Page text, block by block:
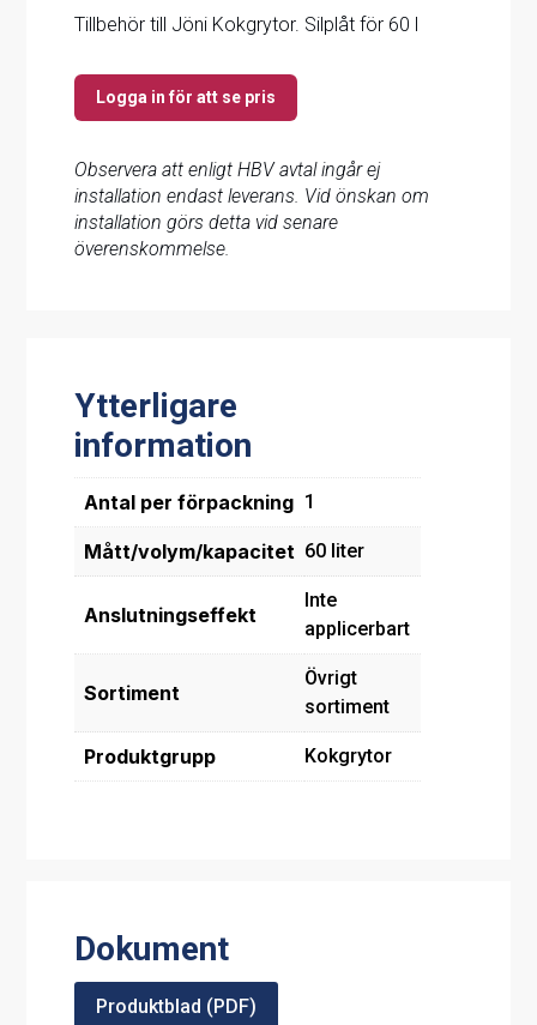
Tillbehör till Jöni Kokgrytor. Silplåt för 60 l
Logga in för att se pris
Observera att enligt HBV avtal ingår ej
installation endast leverans. Vid önskan om
installation görs detta vid senare
överenskommelse.
Ytterligare
information
Antal per förpackning 1
Mått/volym/kapacitet 60 liter
Anslutningseffekt
Inte
applicerbart
Sortiment
Övrigt
sortiment
Produktgrupp Kokgrytor
Dokument
Produktblad (PDF)